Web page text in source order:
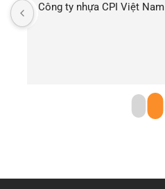
Công ty nhựa CPI Việt Nam